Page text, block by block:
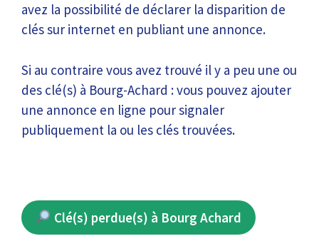
avez la possibilité de déclarer la disparition de
clés sur internet en publiant une annonce.
Si au contraire vous avez trouvé il y a peu une ou
des clé(s) à Bourg-Achard : vous pouvez ajouter
une annonce en ligne pour signaler
publiquement la ou les clés trouvées.
Clé(s) perdue(s) à Bourg Achard